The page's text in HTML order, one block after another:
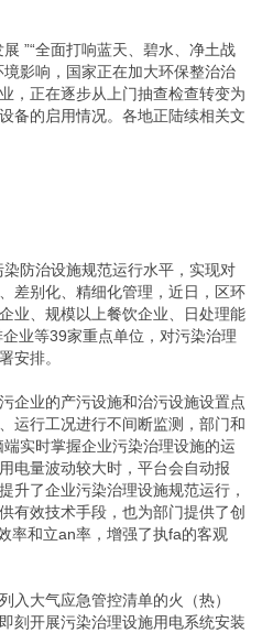
”“全面打响蓝天、碧水、净土战
影响，国家正在加大环保整治治
，正在逐步从上门抽查检查转变为
备的启用情况。各地正陆续相关文
防治设施规范运行水平，实现对
差别化、精细化管理，近日，区环
业、规模以上餐饮企业、日处理能
业等39家重点单位，对污染治理
安排。
业的产污设施和治污设施设置点
运行工况进行不间断监测，部门和
实时掌握企业污染治理设施的运
电量波动较大时，平台会自动报
升了企业污染治理设施规范运行，
有效技术手段，也为部门提供了创
率和立an率，增强了执fa的客观
大气应急管控清单的火（热）
刻开展污染治理设施用电系统安装